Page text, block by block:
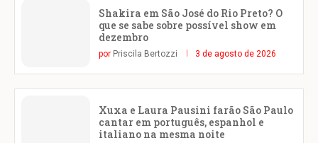
Shakira em São José do Rio Preto? O
que se sabe sobre possível show em
dezembro
por Priscila Bertozzi 3 de agosto de 2026
Xuxa e Laura Pausini farão São Paulo
cantar em português, espanhol e
italiano na mesma noite